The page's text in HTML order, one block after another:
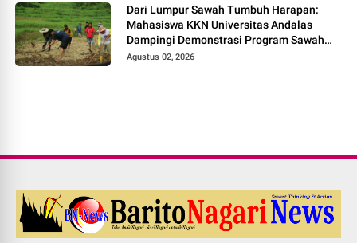
Dari Lumpur Sawah Tumbuh Harapan:
Mahasiswa KKN Universitas Andalas
Dampingi Demonstrasi Program Sawah
Pokok Murah di Jorong Bayua
Agustus 02, 2026